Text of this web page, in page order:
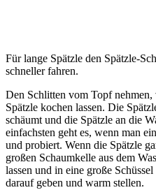
Für lange Spätzle den Spätzle-
schneller fahren.
Den Schlitten vom Topf
Spätzle kochen lassen. Die
schäumt und die Spätzle an die
einfachsten geht es, wenn man
und probiert. Wenn die Spätzle
großen Schaumkelle aus dem
lassen und in eine große
darauf geben und warm stellen.